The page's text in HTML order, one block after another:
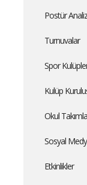
Postür
Turnuvalar
Spor
Kulüp
Okul
Sosyal
Etkinlikler